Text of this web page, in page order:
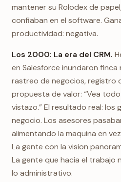
mantener su Rolodex de
confiaban en el software.
productividad: negativa.
Los 2000: La era del CRM.
en Salesforce inundaron finca
rastreo de negocios, registro
propuesta de valor: “Vea
vistazo.” El resultado real: los
negocio. Los asesores
alimentando la maquina en
La gente con la vision
La gente que hacia el trabajo
lo administrativo.